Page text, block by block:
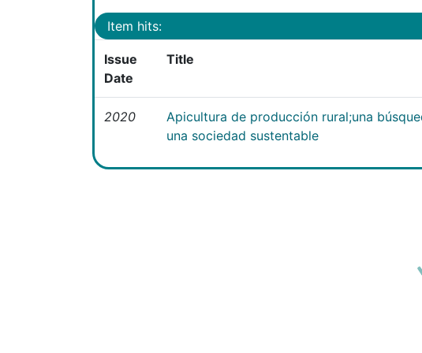
Item hits:
Issue
Date
Title
2020
Apicultura de producción rural;una
una sociedad sustentable